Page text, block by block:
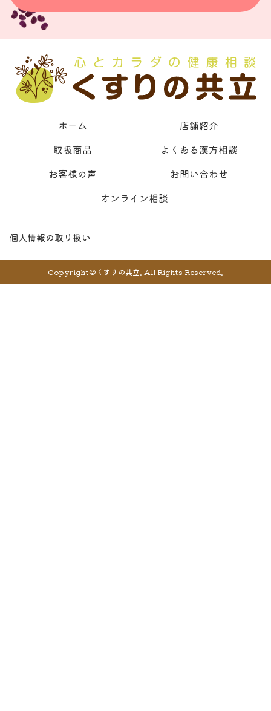
ホーム
店舗紹介
取扱商品
よくある漢方相談
お客様の声
お問い合わせ
オンライン相談
個人情報の取り扱い
Copyright©くすりの共立. All Rights Reserved.